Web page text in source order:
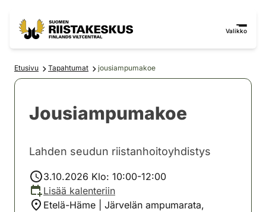
Valikko
Etusivu Tapahtumat jousiampumakoe
Jousiampumakoe
Lahden seudun riistanhoitoyhdistys
3.10.2026 Klo: 10:00-12:00
Lisää kalenteriin
Etelä-Häme | Järvelän ampumarata,